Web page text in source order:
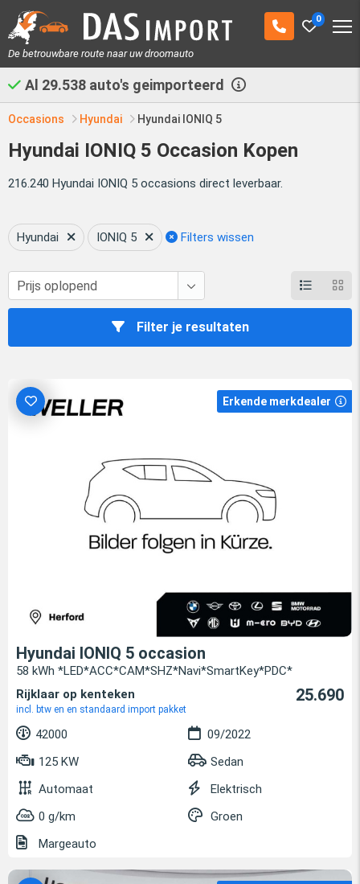
0
De betrouwbare route naar uw droomauto
Al 29.538 auto's geimporteerd
Occasions Hyundai Hyundai IONIQ 5
Hyundai IONIQ 5 Occasion Kopen
216.240 Hyundai IONIQ 5 occasions direct leverbaar.
Hyundai IONIQ 5 Filters wissen
Filter je resultaten
Erkende merkdealer
Hyundai IONIQ 5 occasion
58 kWh *LED*ACC*CAM*SHZ*Navi*SmartKey*PDC*
Rijklaar op kenteken
incl. btw en en standaard import pakket
25.690
42000
09/2022
125 KW
Sedan
Automaat
Elektrisch
0 g/km
Groen
Margeauto